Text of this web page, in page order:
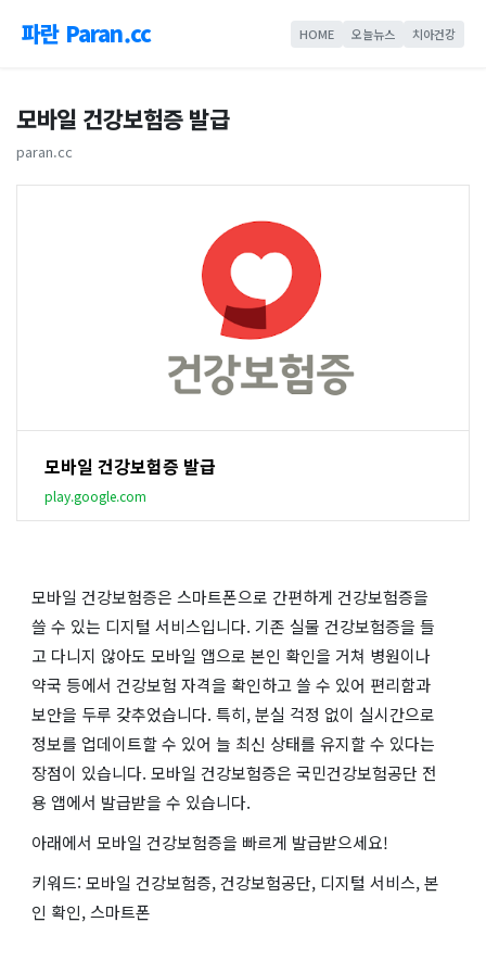
파란 Paran.cc HOME 오늘뉴스 치아건강
모바일 건강보험증 발급
paran.cc
모바일 건강보험증 발급
play.google.com
모바일 건강보험증은 스마트폰으로 간편하게 건강보험증을
쓸 수 있는 디지털 서비스입니다. 기존 실물 건강보험증을 들
고 다니지 않아도 모바일 앱으로 본인 확인을 거쳐 병원이나
약국 등에서 건강보험 자격을 확인하고 쓸 수 있어 편리함과
보안을 두루 갖추었습니다. 특히, 분실 걱정 없이 실시간으로
정보를 업데이트할 수 있어 늘 최신 상태를 유지할 수 있다는
장점이 있습니다. 모바일 건강보험증은 국민건강보험공단 전
용 앱에서 발급받을 수 있습니다.
아래에서 모바일 건강보험증을 빠르게 발급받으세요!
키워드: 모바일 건강보험증, 건강보험공단, 디지털 서비스, 본
인 확인, 스마트폰